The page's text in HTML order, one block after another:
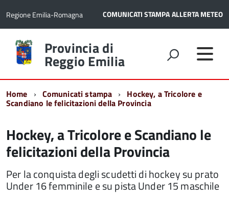
Regione Emilia-Romagna COMUNICATI STAMPAALLERTA METEO
Torna
alla
home
Provincia di
Reggio Emilia
Home Comunicati stampa Hockey, a Tricolore e
Scandiano le felicitazioni della Provincia
Hockey, a Tricolore e Scandiano le
felicitazioni della Provincia
Per la conquista degli scudetti di hockey su prato
Under 16 femminile e su pista Under 15 maschile